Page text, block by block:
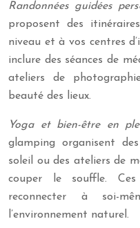
Randonnées guidées
proposent des
niveau et à vos centres
inclure des séances de
ateliers de
beauté des lieux.
Yoga et bien-être en
glamping organisent
soleil ou des ateliers de
couper le souffle.
reconnecter à soi-
l’environnement naturel.